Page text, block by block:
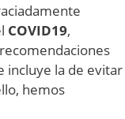
COVID19,
incluye la de evitar
hemos